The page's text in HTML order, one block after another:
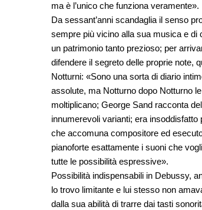
ma è l’unico che funziona veramente».
Da sessant’anni scandaglia il senso
sempre più vicino alla sua musica e di
un patrimonio tanto prezioso; per
difendere il segreto delle proprie note,
Notturni: «Sono una sorta di diario
assolute, ma Notturno dopo Notturno
moltiplicano; George Sand racconta
innumerevoli varianti; era
che accomuna compositore ed
pianoforte esattamente i suoni che
tutte le possibilità espressive».
Possibilità indispensabili in Debussy,
lo trovo limitante e lui stesso non
dalla sua abilità di trarre dai tasti